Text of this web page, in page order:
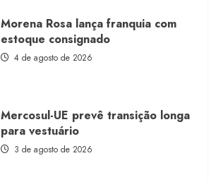
Morena Rosa lança franquia com
estoque consignado
4 de agosto de 2026
Mercosul-UE prevê transição longa
para vestuário
3 de agosto de 2026